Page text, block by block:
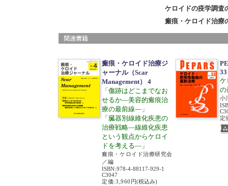
ケロイドの疫学調査
瘢痕・ケロイド治療
瘢痕・ケロイド治療ジ
ャーナル（Scar
Management） 4
「傷跡はどこまでなお
せるか―美容的瘢痕治
療の最前線―」
「臓器別線維化疾患の
治療戦略―線維化疾患
という観点からケロイ
ドを考える―」
瘢痕・ケロイド治療研究会
／編
ISBN:978-4-88117-929-1
C3047
定価:3,960円(税込み)
33
ケ
の
小
定